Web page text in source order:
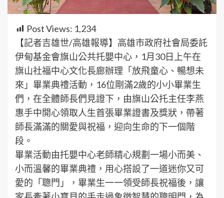
Post Views: 1,234
【記者吉雄世/高雄報導】高雄市政府社會局委託
伊甸基金會旗山公共托嬰中心，1月30日上午在
旗山社福中心文化長廊辦理「放飛童心、暢想未
來」畢業典禮活動，16位剛滿2歲的小小畢業生
們，在全體師長們見證下，由旗山公托主任李燕
惠手中開心領取人生首張畢業證書及獎狀，帶著
師長滿滿的關愛與祝福，迎向生命的下一個階
段。
畢業活動由托嬰中心老師精心規劃一場小而美、
小而溫馨的畢業典禮，用心搭設了一道迷你又可
愛的「聰門」，畢業生一一領受師長祝福後，讓